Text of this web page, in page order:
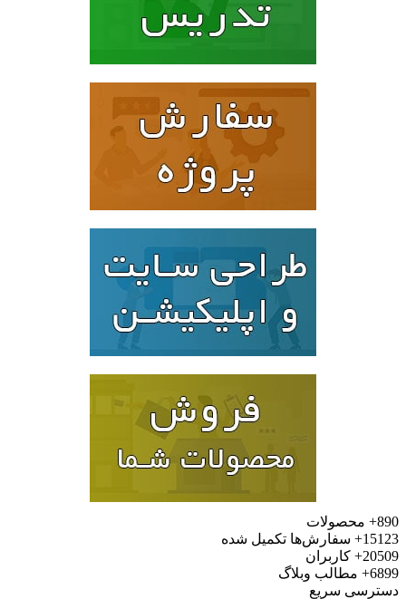
محصولات
سفارش‌ها تکمیل شده
کاربران
مطالب وبلاگ
سریع